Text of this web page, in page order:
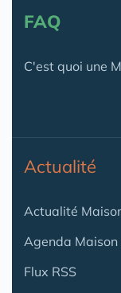
FAQ
C'est quoi une
Actualité
Actualité
Agenda Maison
Flux RSS